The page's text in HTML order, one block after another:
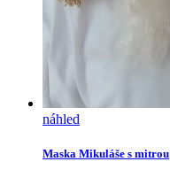
náhled
Maska Mikuláše s mitrou